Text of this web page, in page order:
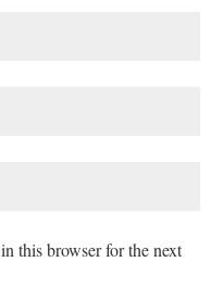
this browser for the next